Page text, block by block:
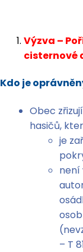
Výzva –
cisternové
Kdo je
Obec
hasičů,
je
není
– T